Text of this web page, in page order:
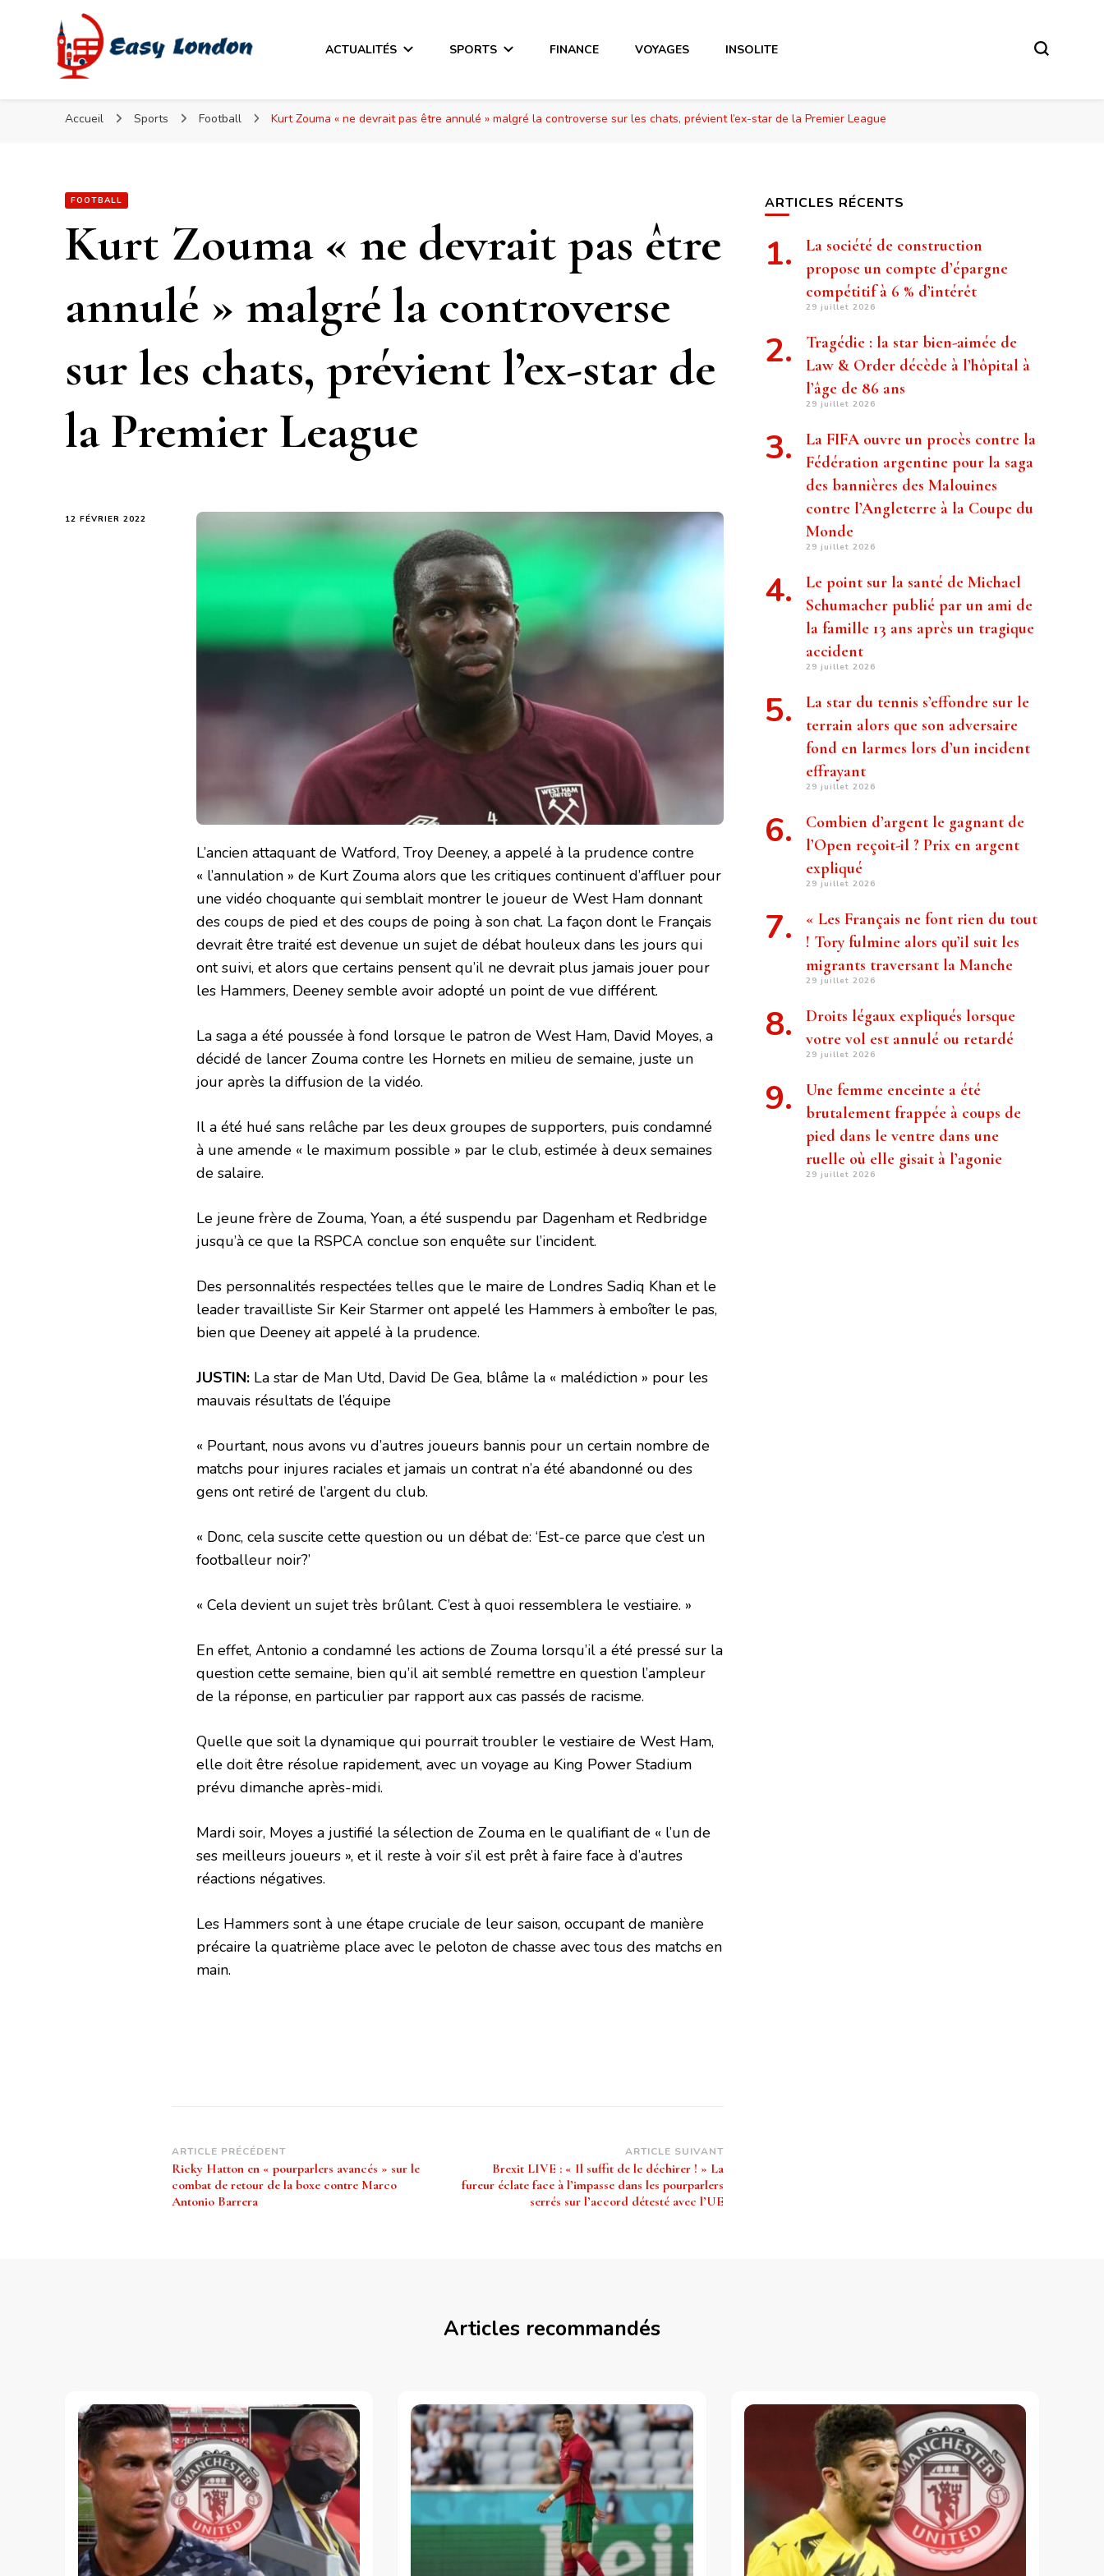
Easy London
Easy London
ACTUALITÉS SPORTS FINANCE VOYAGES INSOLITE
Accueil Sports Football Kurt Zouma « ne devrait pas être annulé » malgré la controverse sur les chats, prévient l’ex-star de la Premier League
FOOTBALL
Kurt Zouma « ne devrait pas être
annulé » malgré la controverse
sur les chats, prévient l’ex-star de
la Premier League
12 FÉVRIER 2022
L’ancien attaquant de Watford, Troy Deeney, a appelé à la prudence contre
« l’annulation » de Kurt Zouma alors que les critiques continuent d’affluer pour
une vidéo choquante qui semblait montrer le joueur de West Ham donnant
des coups de pied et des coups de poing à son chat. La façon dont le Français
devrait être traité est devenue un sujet de débat houleux dans les jours qui
ont suivi, et alors que certains pensent qu’il ne devrait plus jamais jouer pour
les Hammers, Deeney semble avoir adopté un point de vue différent.
La saga a été poussée à fond lorsque le patron de West Ham, David Moyes, a
décidé de lancer Zouma contre les Hornets en milieu de semaine, juste un
jour après la diffusion de la vidéo.
Il a été hué sans relâche par les deux groupes de supporters, puis condamné
à une amende « le maximum possible » par le club, estimée à deux semaines
de salaire.
Le jeune frère de Zouma, Yoan, a été suspendu par Dagenham et Redbridge
jusqu’à ce que la RSPCA conclue son enquête sur l’incident.
Des personnalités respectées telles que le maire de Londres Sadiq Khan et le
leader travailliste Sir Keir Starmer ont appelé les Hammers à emboîter le pas,
bien que Deeney ait appelé à la prudence.
JUSTIN: La star de Man Utd, David De Gea, blâme la « malédiction » pour les
mauvais résultats de l’équipe
« Pourtant, nous avons vu d’autres joueurs bannis pour un certain nombre de
matchs pour injures raciales et jamais un contrat n’a été abandonné ou des
gens ont retiré de l’argent du club.
« Donc, cela suscite cette question ou un débat de: ‘Est-ce parce que c’est un
footballeur noir?’
« Cela devient un sujet très brûlant. C’est à quoi ressemblera le vestiaire. »
En effet, Antonio a condamné les actions de Zouma lorsqu’il a été pressé sur la
question cette semaine, bien qu’il ait semblé remettre en question l’ampleur
de la réponse, en particulier par rapport aux cas passés de racisme.
Quelle que soit la dynamique qui pourrait troubler le vestiaire de West Ham,
elle doit être résolue rapidement, avec un voyage au King Power Stadium
prévu dimanche après-midi.
Mardi soir, Moyes a justifié la sélection de Zouma en le qualifiant de « l’un de
ses meilleurs joueurs », et il reste à voir s’il est prêt à faire face à d’autres
réactions négatives.
Les Hammers sont à une étape cruciale de leur saison, occupant de manière
précaire la quatrième place avec le peloton de chasse avec tous des matchs en
main.
Navigation
d’article
ARTICLE PRÉCÉDENT
Ricky Hatton en « pourparlers avancés » sur le
combat de retour de la boxe contre Marco
Antonio Barrera
ARTICLE SUIVANT
Brexit LIVE : « Il suffit de le déchirer ! » La
fureur éclate face à l’impasse dans les pourparlers
serrés sur l’accord détesté avec l’UE
ARTICLES RÉCENTS
La société de construction
propose un compte d’épargne
compétitif à 6 % d’intérêt
29 juillet 2026
Tragédie : la star bien-aimée de
Law & Order décède à l’hôpital à
l’âge de 86 ans
29 juillet 2026
La FIFA ouvre un procès contre la
Fédération argentine pour la saga
des bannières des Malouines
contre l’Angleterre à la Coupe du
Monde
29 juillet 2026
Le point sur la santé de Michael
Schumacher publié par un ami de
la famille 13 ans après un tragique
accident
29 juillet 2026
La star du tennis s’effondre sur le
terrain alors que son adversaire
fond en larmes lors d’un incident
effrayant
29 juillet 2026
Combien d’argent le gagnant de
l’Open reçoit-il ? Prix ​​en argent
expliqué
29 juillet 2026
« Les Français ne font rien du tout
! Tory fulmine alors qu’il suit les
migrants traversant la Manche
29 juillet 2026
Droits légaux expliqués lorsque
votre vol est annulé ou retardé
29 juillet 2026
Une femme enceinte a été
brutalement frappée à coups de
pied dans le ventre dans une
ruelle où elle gisait à l’agonie
29 juillet 2026
Articles recommandés